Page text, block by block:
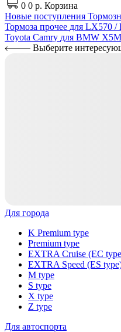
0 0 р. Корзина
Новые поступления
Тормоза прочее для LX570 /
Toyota Camry для BMW
Выберите
Для города
K Premium type
Premium type
EXTRA Cruise (EC
EXTRA Speed (ES
M type
S type
X type
Z type
Для автоспорта